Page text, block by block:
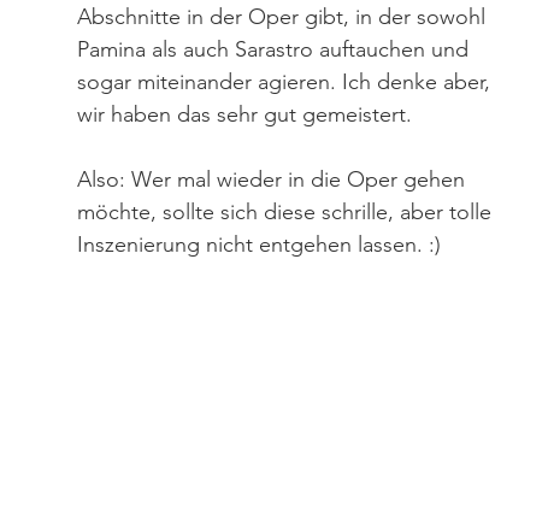
Abschnitte in der Oper gibt, in der sowohl
Pamina als auch Sarastro auftauchen und
sogar miteinander agieren. Ich denke aber,
wir haben das sehr gut gemeistert.
Also: Wer mal wieder in die Oper gehen
möchte, sollte sich diese schrille, aber tolle
Inszenierung nicht entgehen lassen. :)